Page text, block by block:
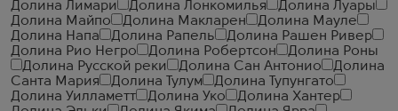
Долина Лимари
Долина Лонкомилья
Долина Луары
Долина Майпо
Долина Макларен
Долина Мауле
Долина Напа
Долина Рапель
Долина Рашен Ривер
Долина Рио Негро
Долина Робертсон
Долина Роны
Долина Русской реки
Долина Сан Антонио
Долина
Санта Мария
Долина Тулум
Долина Тупунгато
Долина Уилламетт
Долина Уко
Долина Хантер